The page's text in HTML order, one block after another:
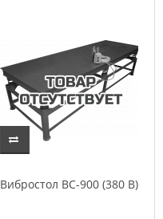
Вибростол ВC-900 (380 В)